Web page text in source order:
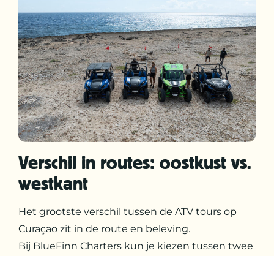
Verschil in routes: oostkust vs.
westkant
Het grootste verschil tussen de ATV tours op
Curaçao zit in de route en beleving.
Bij BlueFinn Charters kun je kiezen tussen twee